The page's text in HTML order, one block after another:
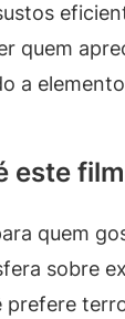
quem
a
este
quem
sobre
prefere